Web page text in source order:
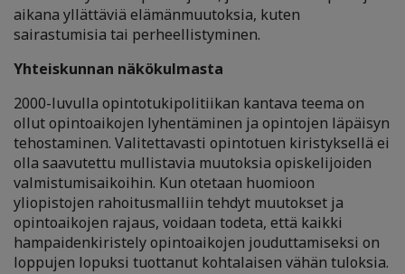
aikana yllättäviä elämänmuutoksia, kuten
sairastumisia tai perheellistyminen.
Yhteiskunnan näkökulmasta
2000-luvulla opintotukipolitiikan kantava teema on
ollut opintoaikojen lyhentäminen ja opintojen läpäisyn
tehostaminen. Valitettavasti opintotuen kiristyksellä ei
olla saavutettu mullistavia muutoksia opiskelijoiden
valmistumisaikoihin. Kun otetaan huomioon
yliopistojen rahoitusmalliin tehdyt muutokset ja
opintoaikojen rajaus, voidaan todeta, että kaikki
hampaidenkiristely opintoaikojen jouduttamiseksi on
loppujen lopuksi tuottanut kohtalaisen vähän tuloksia.